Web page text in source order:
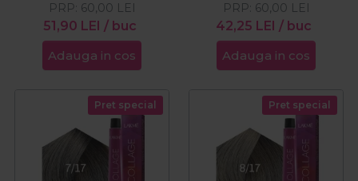
Collage Clair 60ml
51,90 LEI / buc
PRP: 60,00 LEI
Adauga in cos
Collage 60ml
42,25 LEI / buc
PRP: 60,00 LEI
Adauga in cos
Pret special Pret special